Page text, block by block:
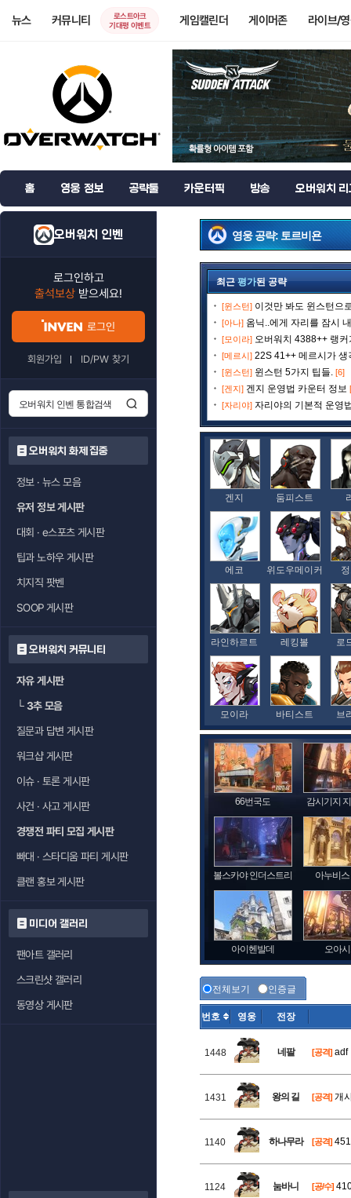
뉴스 커뮤니티
로스트아크
기대평 이벤트
게임캘린더 게이머존 라이브/
홈 영웅 정보 공략툴 카운터픽 방송 오버워치 리
오버워치 인벤
로그인하고
출석보상 받으세요!
로그인
회원가입 ID/PW 찾기
오버워치 화제 집중
정보 · 뉴스 모음
유저 정보 게시판
대회 · e스포츠 게시판
팁과 노하우 게시판
치지직 팟벤
SOOP 게시판
오버워치 커뮤니티
자유 게시판
└3추 모음
질문과 답변 게시판
워크샵 게시판
이슈 · 토론 게시판
사건 · 사고 게시판
경쟁전 파티 모집 게시판
빠대 · 스타디움 파티 게시판
클랜 홍보 게시판
미디어 갤러리
팬아트 갤러리
스크린샷 갤러리
동영상 게시판
영웅 공략: 토르비욘
최근평가된 공략
[윈스턴] 이것만 봐도 윈스턴으
[아나] 옴닉..에게 자리를 잠시
[모이라] 오버워치 4388++ 랭
[메르시] 22S 41++ 메르시가
[윈스턴] 윈스턴 5가지 팁들. [6]
[겐지] 겐지 운영법 카운터 정보
[자리야] 자리야의 기본적 운영
겐지 둠피스트
에코 위도우메이커
라인하르트 레킹볼 로
모이라 바티스트 브
66번국도 감시기지
볼스카야 인더스트리 아누비
아이헨발데 오아
전체보기 인증글
번호 영웅 전장
1448 네팔 [공격] adf
1431 왕의 길 [공격] 개
1140 하나무라 [공격]
1124 눔바니 [공/수]